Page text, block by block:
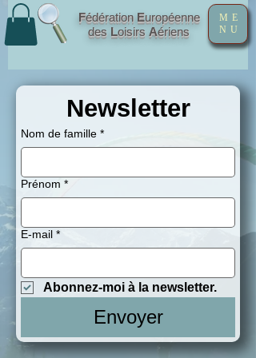
Fédération Européenne
des Loisirs Aériens
ME
NU
Newsletter
Nom de famille *
Prénom *
E‑mail *
Abonnez-moi à la newsletter.
Envoyer